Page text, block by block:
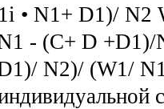
• N1+ D1)/ N2
- (C+ D
N2)/ (W1/